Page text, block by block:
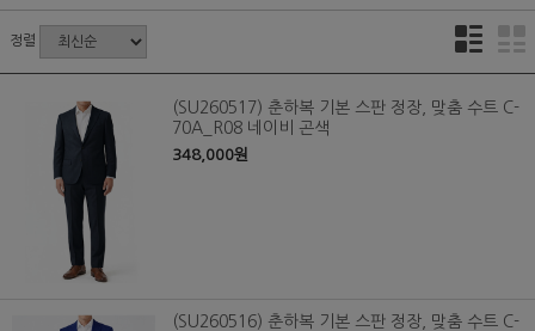
정렬
(SU260517) 춘하복 기본 스판 정장, 맞춤 수트 C-
70A_R08 네이비 곤색
348,000원
(SU260516) 춘하복 기본 스판 정장, 맞춤 수트 C-